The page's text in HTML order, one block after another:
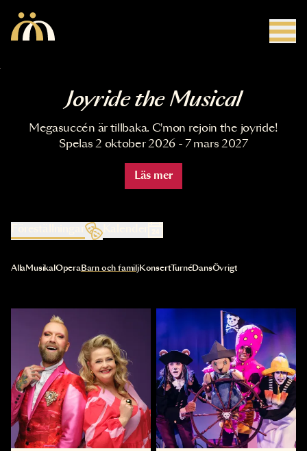
Joyride the Musical
Megasuccén är tillbaka. C'mon rejoin the joyride!
Spelas 2 oktober 2026 - 7 mars 2027
Läs mer
Kalender
Val av kategori uppdaterar innehållet automatiskt
AllaMusikal OperaBarn och familjKonsertTurnéDansÖvrigt